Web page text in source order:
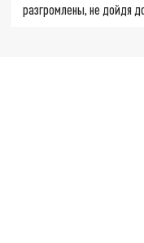
разгромлены, не дойдя